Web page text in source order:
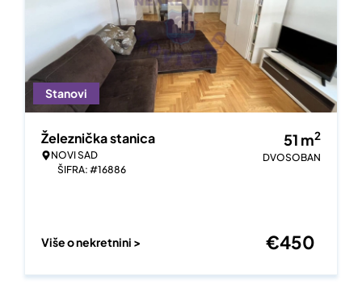
Stanovi
Železnička stanica
NOVI SAD
ŠIFRA: #16886
51 m2
DVOSOBAN
Više o nekretnini > €450